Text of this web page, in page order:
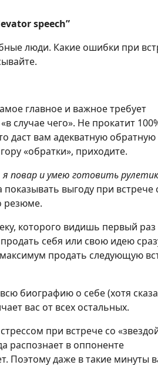
speech”
люди. Какие ошибки при
главное и важное требует
случае чего». Не прокатит
даст вам адекватную обратную
«обратки», приходите.
повар и умею готовить
выгоду при встрече
резюме.
которого видишь первый раз
себя или свою идею
продать следующую
биографию о себе (хотя
вас от всех остальных.
при встрече со
распознает в оппоненте
Поэтому даже в такие минуты